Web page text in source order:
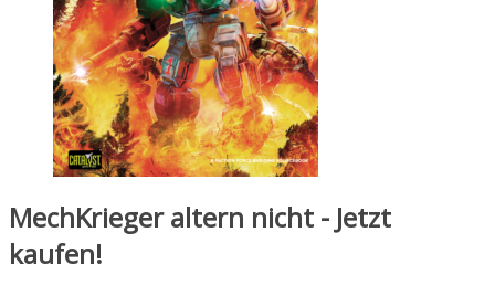
MechKrieger altern nicht - Jetzt
kaufen!